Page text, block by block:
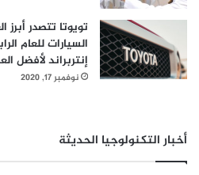
تويوتا تتصدر
السيارات للعام
إنتربراند لأفضل
نوفمبر 17, 2020
أخبار التكنولوجيا الحديثة